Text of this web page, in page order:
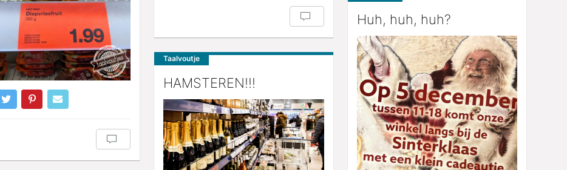
Huh, huh, huh?
Taalvoutje
HAMSTEREN!!!